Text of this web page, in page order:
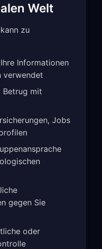
Welt
zu
Informationen
verwendet
Betrug mit
Jobs
gegen Sie
oder